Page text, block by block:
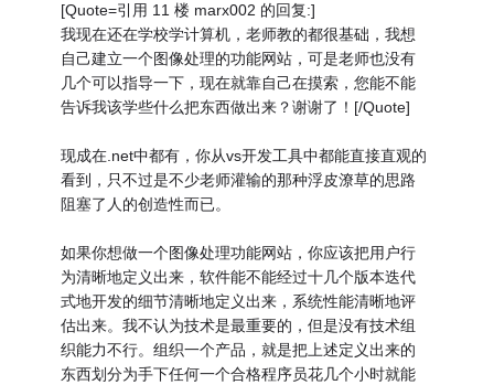
[Quote=引用 11 楼 marx002 的回复:]
我现在还在学校学计算机，老师教的都很基础，我想
自己建立一个图像处理的功能网站，可是老师也没有
几个可以指导一下，现在就靠自己在摸索，您能不能
告诉我该学些什么把东西做出来？谢谢了！[/Quote]
现成在.net中都有，你从vs开发工具中都能直接直观的
看到，只不过是不少老师灌输的那种浮皮潦草的思路
阻塞了人的创造性而已。
如果你想做一个图像处理功能网站，你应该把用户行
为清晰地定义出来，软件能不能经过十几个版本迭代
式地开发的细节清晰地定义出来，系统性能清晰地评
估出来。我不认为技术是最重要的，但是没有技术组
织能力不行。组织一个产品，就是把上述定义出来的
东西划分为手下任何一个合格程序员花几个小时就能